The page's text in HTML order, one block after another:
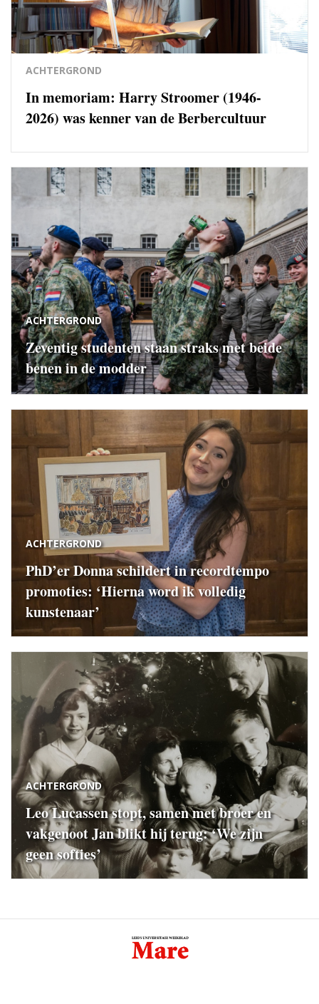
ACHTERGROND
In memoriam: Harry Stroomer (1946-
2026) was kenner van de Berbercultuur
ACHTERGROND
Zeventig studenten staan straks met beide
benen in de modder
ACHTERGROND
PhD’er Donna schildert in recordtempo
promoties: ‘Hierna word ik volledig
kunstenaar’
ACHTERGROND
Leo Lucassen stopt, samen met broer en
vakgenoot Jan blikt hij terug: ‘We zijn
geen softies’